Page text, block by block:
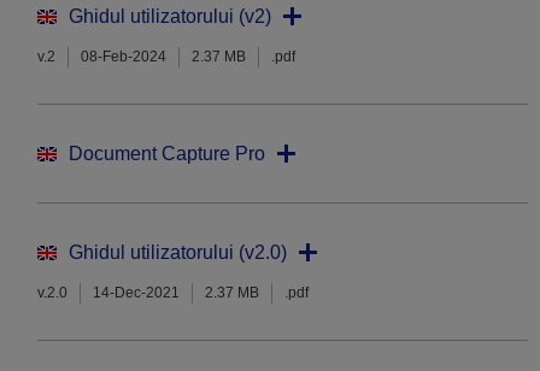
Ghidul utilizatorului (v2)
v.2 08-Feb-2024 2.37 MB .pdf
Document Capture Pro
Ghidul utilizatorului (v2.0)
v.2.0 14-Dec-2021 2.37 MB .pdf